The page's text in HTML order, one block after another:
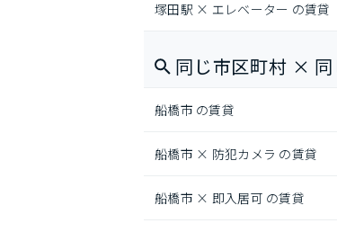
塚田駅 × エレベーター の賃貸
同じ市区町村 × 同
船橋市 の賃貸
船橋市 × 防犯カメラ の賃貸
船橋市 × 即入居可 の賃貸